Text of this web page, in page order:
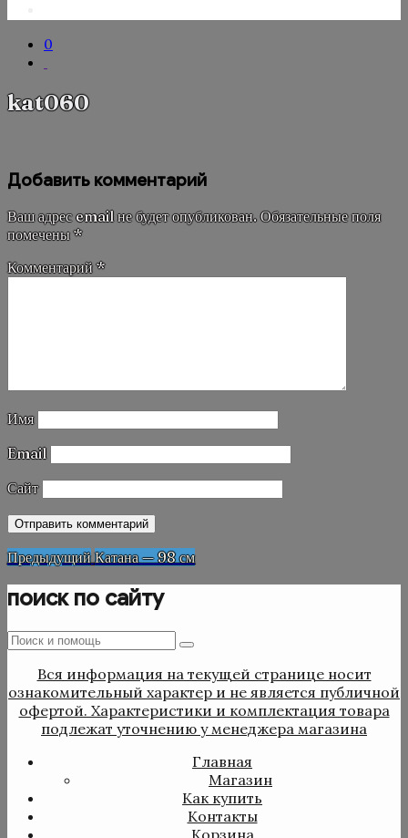
0
kat060
Добавить комментарий
Ваш адрес email не будет опубликован. Обязательные поля
помечены*
Комментарий*
Имя
Email
Сайт
Навигация
по
Предыдущая
Предыдущий Катана — 98 см
поиск по сайту
Поиск
Поиск
Вся информация на текущей странице носит
ознакомительный характер и не является публичной
офертой. Характеристики и комплектация товара
подлежат уточнению у менеджера магазина
Главная
Магазин
Как купить
Контакты